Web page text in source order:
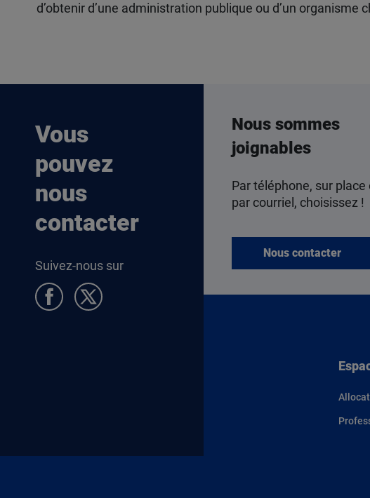
d’obtenir d’une administration publique ou d’un
Vous
pouvez
nous
contacter
Suivez-nous sur
Nous sommes
joignables
Par téléphone, sur place
par courriel, choisissez !
Nous contacter